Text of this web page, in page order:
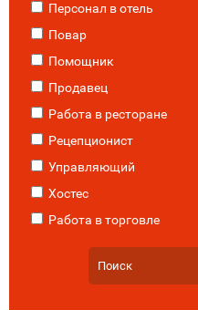
Персонал в отель
Повар
Помощник
Продавец
Работа в ресторане
Рецепционист
Управляющий
Хостес
Работа в торговле